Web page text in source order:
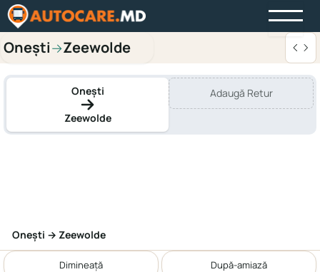
Onești→Zeewolde
Onești
Zeewolde
Adaugă Retur
Onești → Zeewolde
Dimineață După-amiază